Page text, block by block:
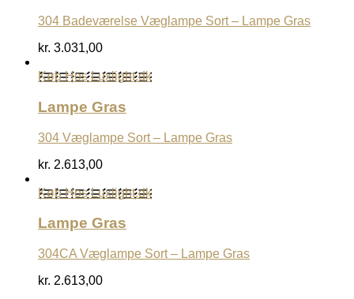
304 Badeværelse Væglampe Sort – Lampe Gras
kr. 3.031,00
Køb Hos Luxlight.dk
Lampe Gras
304 Væglampe Sort – Lampe Gras
kr. 2.613,00
Køb Hos Luxlight.dk
Lampe Gras
304CA Væglampe Sort – Lampe Gras
kr. 2.613,00